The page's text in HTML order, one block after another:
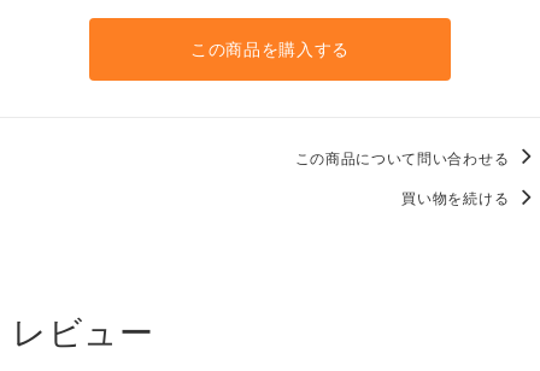
この商品を購入する
この商品について問い合わせる
買い物を続ける
レビュー